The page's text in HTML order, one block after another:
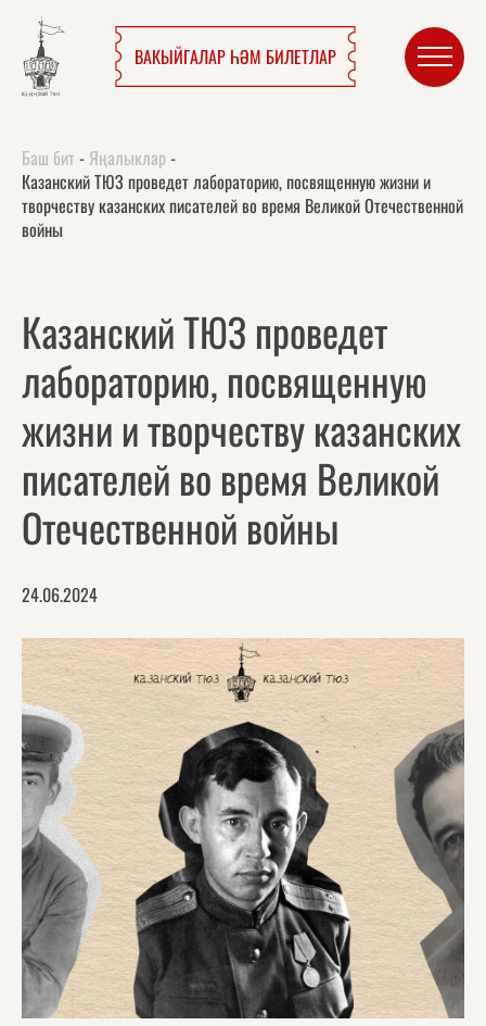
ВАКЫЙГАЛАР ҺӘМ БИЛЕТЛАР
Баш бит -Яңалыклар-
Казанский ТЮЗ проведет лабораторию, посвященную жизни и
творчеству казанских писателей во время Великой Отечественной
войны
Казанский ТЮЗ проведет
лабораторию, посвященную
жизни и творчеству казанских
писателей во время Великой
Отечественной войны
24.06.2024